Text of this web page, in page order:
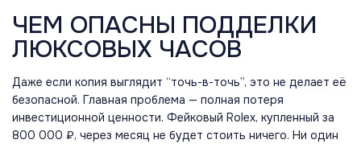
ЧЕМ ОПАСНЫ ПОДДЕЛКИ
ЛЮКСОВЫХ ЧАСОВ
Даже если копия выглядит “точь-в-точь”, это не делает её
безопасной. Главная проблема — полная потеря
инвестиционной ценности. Фейковый Rolex, купленный за
800 000 ₽, через месяц не будет стоить ничего. Ни один